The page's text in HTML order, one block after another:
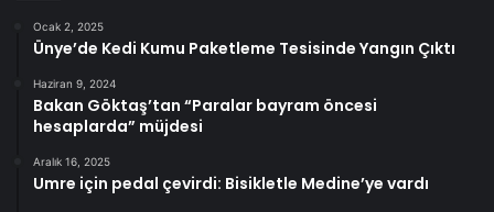
Ocak 2, 2025
Ünye’de Kedi Kumu Paketleme Tesisinde Yangın Çıktı
Haziran 9, 2024
Bakan Göktaş’tan “Paralar bayram öncesi
hesaplarda” müjdesi
Aralık 16, 2025
Umre için pedal çevirdi: Bisikletle Medine’ye vardı